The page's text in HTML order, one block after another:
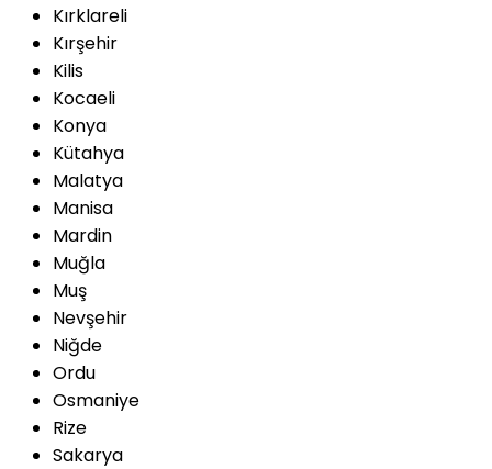
Kırklareli
Kırşehir
Kilis
Kocaeli
Konya
Kütahya
Malatya
Manisa
Mardin
Muğla
Muş
Nevşehir
Niğde
Ordu
Osmaniye
Rize
Sakarya